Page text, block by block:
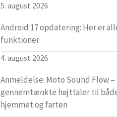
5. august 2026
Android 17 opdatering: Her er
funktioner
4. august 2026
Anmeldelse: Moto Sound Flow –
gennemtænkte højttaler til
hjemmet og farten